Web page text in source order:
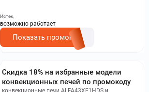
Истек,
возможно работает
Показать промокод
Скидка 18% на избранные модели
конвекционных печей по промокоду
конвекционные печи ALFA43XE1HDS и